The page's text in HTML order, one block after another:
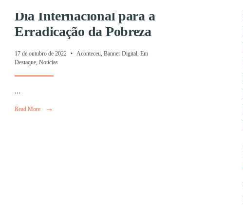
Dia Internacional para a
Erradicação da Pobreza
17 de outubro de 2022 • Aconteceu, Banner Digital, Em
Destaque, Notícias
...
Read More →